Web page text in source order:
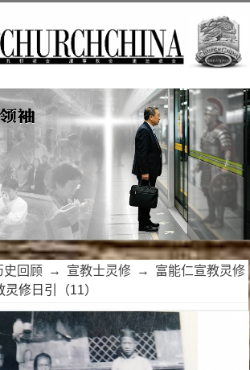
史回顾 → 宣教士灵修 →
富能仁宣教灵修
修日引（11）